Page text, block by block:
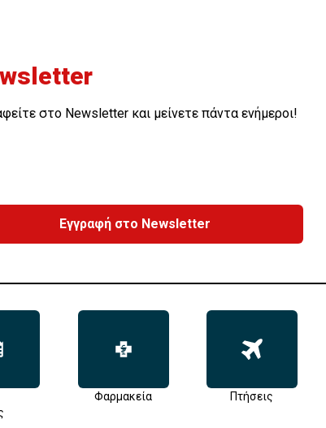
στο Newsletter και μείνετε πάντα ενήμεροι!
Εγγραφή στο Newsletter
Φαρμακεία Πτήσεις